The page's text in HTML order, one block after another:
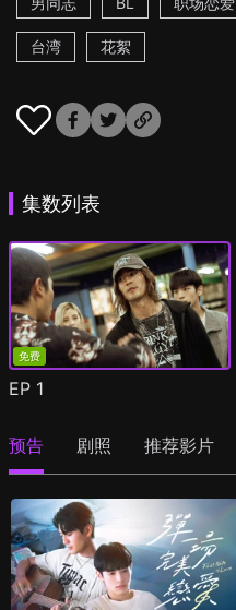
台湾 花絮
集数列表
免费
EP 1
预告 剧照 推荐影片